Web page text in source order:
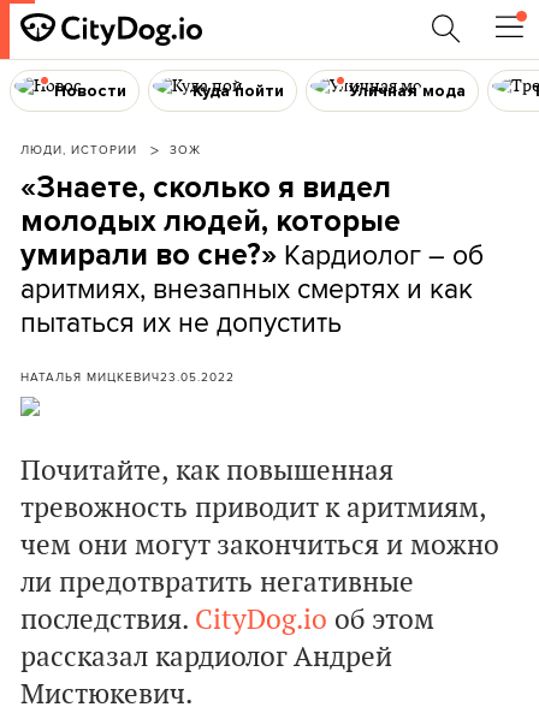
Новости Куда пойти Уличная мода
ЛЮДИ, ИСТОРИИ ЗОЖ
«Знаете, сколько я видел
молодых людей, которые
умирали во сне?» Кардиолог – об
аритмиях, внезапных смертях и как
пытаться их не допустить
НАТАЛЬЯ МИЦКЕВИЧ23.05.2022
Почитайте, как повышенная
тревожность приводит к аритмиям,
чем они могут закончиться и можно
ли предотвратить негативные
последствия. CityDog.io об этом
рассказал кардиологАндрей
Мистюкевич.